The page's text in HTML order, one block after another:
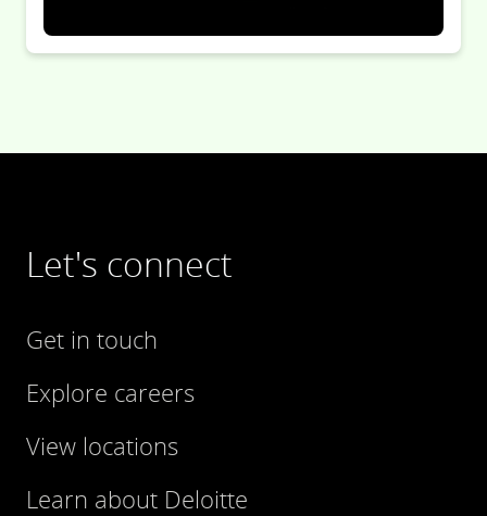
Let's connect
Get in touch
Explore careers
View locations
Learn about Deloitte